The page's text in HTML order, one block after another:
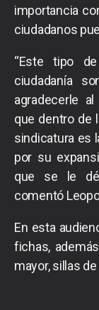
importancia
ciudadanos
“Este tipo
ciudadanía
agradecerle
que dentro de
sindicatura es
por su
que se le dé
comentó
En esta
fichas,
mayor, sillas